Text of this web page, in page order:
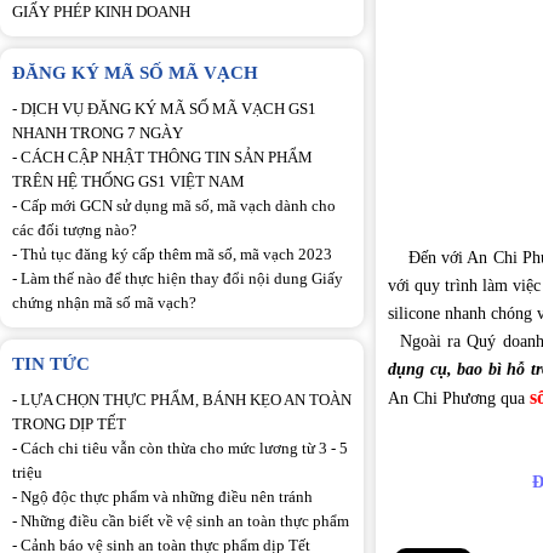
Đến với An Chi
với quy trình làm việc
silicone nhanh chóng
Ngoài ra Quý
dụng cụ, bao bì hỗ
An Chi Phương qua
GIẤY PHÉP KINH DOANH
ĐĂNG KÝ MÃ SỐ MÃ VẠCH
- DỊCH VỤ ĐĂNG KÝ MÃ SỐ MÃ VẠCH GS1
NHANH TRONG 7 NGÀY
- CÁCH CẬP NHẬT THÔNG TIN SẢN PHẨM
TRÊN HỆ THỐNG GS1 VIỆT NAM
- Cấp mới GCN sử dụng mã số, mã vạch dành cho
các đối tượng nào?
- Thủ tục đăng ký cấp thêm mã số, mã vạch 2023
- Làm thế nào để thực hiện thay đổi nội dung Giấy
chứng nhận mã số mã vạch?
TIN TỨC
- LỰA CHỌN THỰC PHẨM, BÁNH KẸO AN TOÀN
TRONG DỊP TẾT
- Cách chi tiêu vẫn còn thừa cho mức lương từ 3 - 5
triệu
- Ngộ độc thực phẩm và những điều nên tránh
- Những điều cần biết về vệ sinh an toàn thực phẩm
- Cảnh báo vệ sinh an toàn thực phẩm dịp Tết